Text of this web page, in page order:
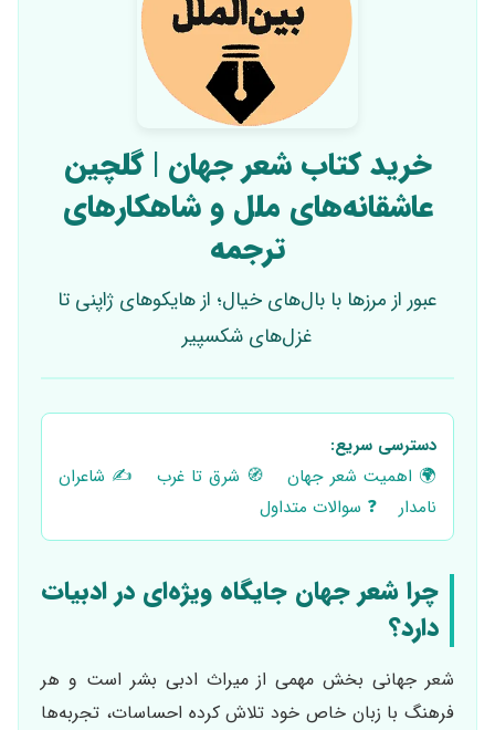
خرید کتاب شعر جهان | گلچین
عاشقانه‌های ملل و شاهکارهای
ترجمه
عبور از مرزها با بال‌های خیال؛ از هایکوهای ژاپنی تا
غزل‌های شکسپیر
دسترسی سریع:
🌍 اهمیت شعر جهان
🧭 شرق تا غرب
✍️ شاعران
نامدار
❓ سوالات متداول
چرا شعر جهان جایگاه ویژه‌ای در ادبیات
دارد؟
شعر جهانی بخش مهمی از میراث ادبی بشر است و هر
فرهنگ با زبان خاص خود تلاش کرده احساسات، تجربه‌ها